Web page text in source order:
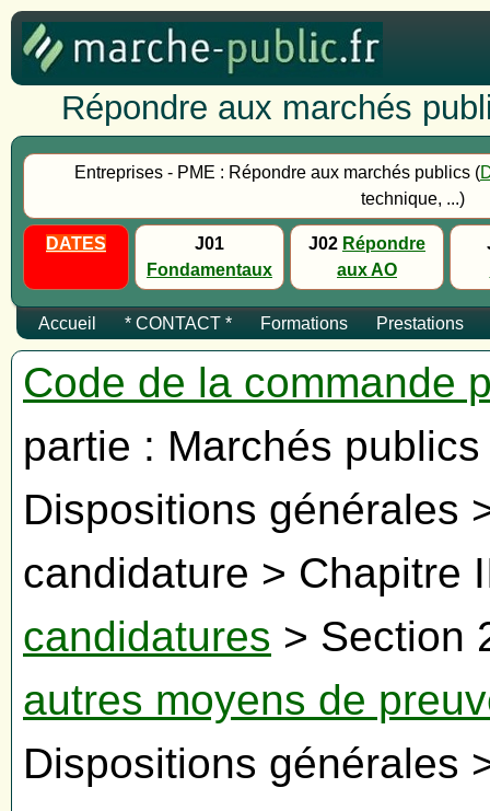
Répondre aux marchés
Entreprises - PME : Répondre aux marchés publics (
technique, ...)
DATES
J01
Fondamentaux
J02 Répondre
aux AO
Accueil * CONTACT * Formations Prestations
Code de la commande
partie : Marchés
Dispositions générales
candidature > Chapitre
candidatures > Section
autres moyens de
Dispositions générales